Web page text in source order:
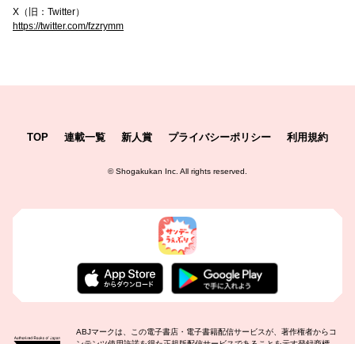
X（旧：Twitter）
https://twitter.com/fzzrymm
TOP 連載一覧 新人賞 プライバシーポリシー 利用規約
©Shogakukan Inc. All rights reserved.
ABJマークは、この電子書店・電子書籍配信サービスが、著作権者からコ